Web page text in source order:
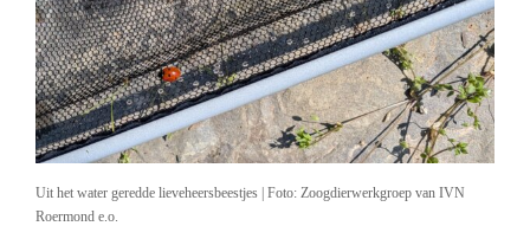
Uit het water geredde lieveheersbeestjes | Foto: Zoogdierwerkgroep van IVN
Roermond e.o.